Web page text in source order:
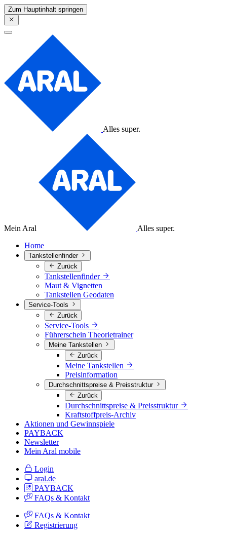
Zum Hauptinhalt springen
Alles super.
Mein Aral
Alles super.
Home
Tankstellenfinder
Zurück
Tankstellenfinder
Maut & Vignetten
Tankstellen Geodaten
Service-Tools
Zurück
Service-Tools
Führerschein Theorietrainer
Meine Tankstellen
Zurück
Meine Tankstellen
Preisinformation
Durchschnittspreise & Preisstruktur
Zurück
Durchschnittspreise & Preisstruktur
Kraftstoffpreis-Archiv
Aktionen und Gewinnspiele
PAYBACK
Newsletter
Mein Aral mobile
Login
aral.de
PAYBACK
FAQs & Kontakt
FAQs & Kontakt
Registrierung